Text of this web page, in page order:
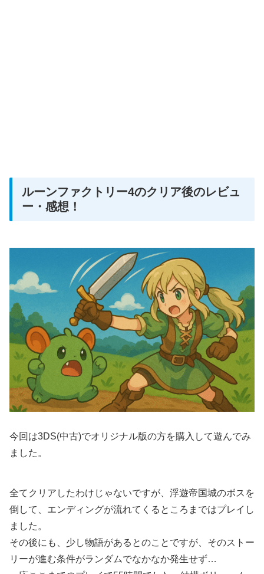
ルーンファクトリー4のクリア後のレビュ
ー・感想！
今回は3DS(中古)でオリジナル版の方を購入して遊んでみ
ました。
全てクリアしたわけじゃないですが、浮遊帝国城のボスを
倒して、エンディングが流れてくるところまではプレイし
ました。
その後にも、少し物語があるとのことですが、そのストー
リーが進む条件がランダムでなかなか発生せず…